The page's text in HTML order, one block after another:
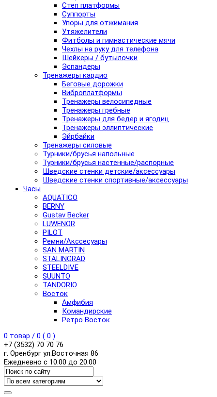
Степ платформы
Суппорты
Упоры для отжимания
Утяжелители
Фитболы и гимнастические мячи
Чехлы на руку для телефона
Шейкеры / бутылочки
Эспандеры
Тренажеры кардио
Беговые дорожки
Виброплатформы
Тренажеры велосипедные
Тренажеры гребные
Тренажеры для бедер и ягодиц
Тренажеры эллиптические
Эйрбайки
Тренажеры силовые
Турники/брусья напольные
Турники/брусья настенные/распорные
Шведские стенки детские/аксессуары
Шведские стенки спортивные/аксессуары
Часы
AQUATICO
BERNY
Gustav Becker
LUWENOR
PILOT
Pемни/Акссесуары
SAN MARTIN
STALINGRAD
STEELDIVE
SUUNTO
TANDORIO
Восток
Амфибия
Командирские
Ретро Восток
0 товар / 0 ( 0 )
+7 (3532) 70 70 76
г. Оренбург ул.Восточная 86
Ежедневно с 10.00 до 20.00